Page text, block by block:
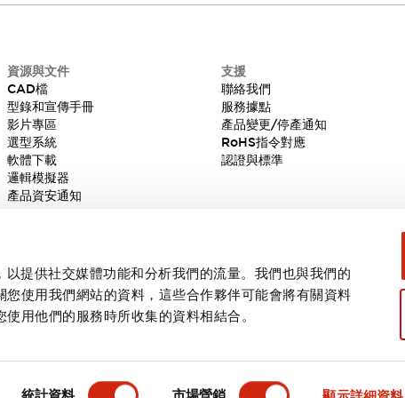
提供社交媒體功能和分析我們的流量。我們也與我們的
使用我們網站的資料，這些合作夥伴可能會將有關資料
用他們的服務時所收集的資料相結合。
統計資料 市場營銷
資源與文件
CAD檔
型錄和宣傳手冊
影片專區
選型系統
軟體下載
邏輯模擬器
產品資安通知
支援
聯絡我們
服務據點
產品變更/停產通知
RoHS指令對應
認證與標準